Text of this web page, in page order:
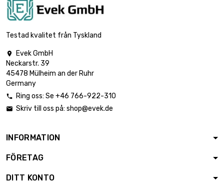
Testad kvalitet från Tyskland

Evek GmbH
Neckarstr. 39
45478 Mülheim an der Ruhr
Germany
 Ring oss: Se +46 766-922-310
 Skriv till oss på: shop@evek.de
INFORMATION
FÖRETAG
DITT KONTO